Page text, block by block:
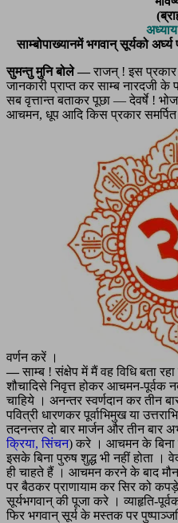
साम्बोपाख्यानमें भगवान् सूर्यको
सुमन्तु मुनि बोले — राजन् ! इस प्रकार
जानकारी प्राप्त कर साम्ब नारदजी
सब वृत्तान्त बताकर पूछा — देवर्षे !
आचमन, धूप आदि किस प्रकार
वर्णन करें ।
— साम्ब ! संक्षेप में मैं वह विधि बता
शौचादिसे निवृत्त होकर आचमन-पूर्वक
चाहिये । अनन्तर स्वर्णदान कर तीन
पवित्री धारणकर पूर्वाभिमुख या
तदनन्तर दो बार मार्जन और तीन बार
क्रिया, सिंचन) करे । आचमन के बिना
इसके बिना पुरुष शुद्ध भी नहीं होता ।
ही चाहते हैं । आचमन करने के बाद
पर बैठकर प्राणायाम कर सिर को
सूर्यभगवान् की पूजा करे । व्याहृति-
फिर भगवान् सूर्य के मस्तक पर